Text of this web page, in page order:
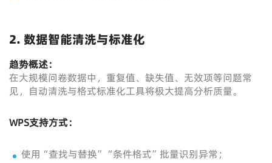
2. 数据智能清洗与标准化
趋势概述：
在大规模问卷数据中，重复值、缺失值、无效项等问题常
见，自动清洗与格式标准化工具将极大提高分析质量。
WPS支持方式：
使用“查找与替换”“条件格式”批量识别异常；